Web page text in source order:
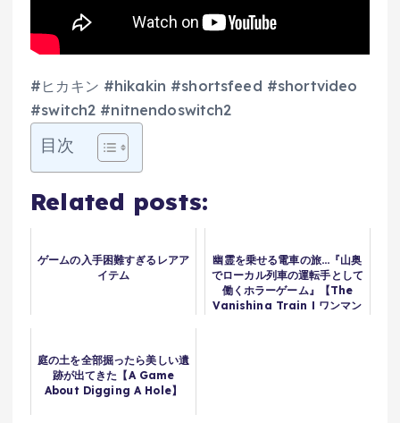
#ヒカキン #hikakin #shortsfeed #shortvideo
#switch2 #nitnendoswitch2
目次
Related posts:
ゲームの入手困難すぎるレアア
イテム
幽霊を乗せる電車の旅…『山奥
でローカル列車の運転手として
働くホラーゲーム』【The
Vanishing Train | ワンマン
庭の土を全部掘ったら美しい遺
跡が出てきた【A Game
About Digging A Hole】